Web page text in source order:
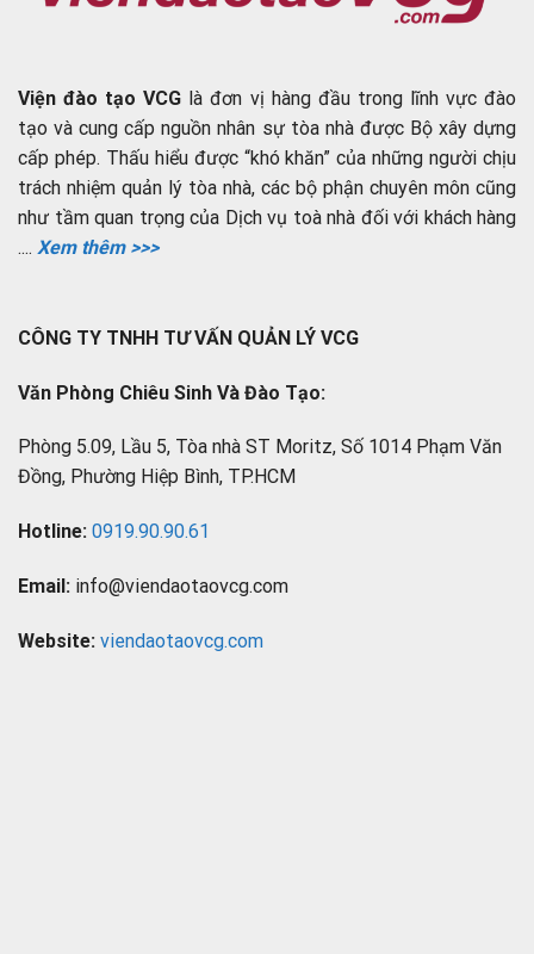
Viện đào tạo VCG là đơn vị hàng đầu trong lĩnh vực đào
tạo và cung cấp nguồn nhân sự tòa nhà được Bộ xây dựng
cấp phép. Thấu hiểu được “khó khăn” của những người chịu
trách nhiệm quản lý tòa nhà, các bộ phận chuyên môn cũng
như tầm quan trọng của Dịch vụ toà nhà đối với khách hàng
.... Xem thêm >>>
CÔNG TY TNHH TƯ VẤN QUẢN LÝ VCG
Văn Phòng Chiêu Sinh Và Đào Tạo:
Phòng 5.09, Lầu 5, Tòa nhà ST Moritz, Số 1014 Phạm Văn
Đồng, Phường Hiệp Bình, TP.HCM
Hotline: 0919.90.90.61
Email: info@viendaotaovcg.com
Website: viendaotaovcg.com